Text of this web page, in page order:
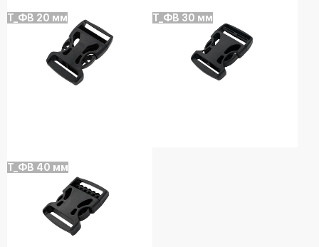
T_ФB 20 мм T_ФB 30 мм
T_ФB 40 мм